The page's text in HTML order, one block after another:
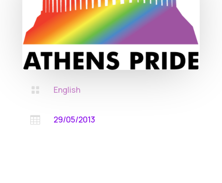
 English
 29/05/2013